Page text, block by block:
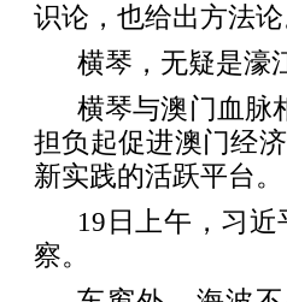
识论，也给出方法论
横琴，无疑是濠
横琴与澳门血脉
担负起促进澳门经
新实践的活跃平台。
19日上午，习
察。